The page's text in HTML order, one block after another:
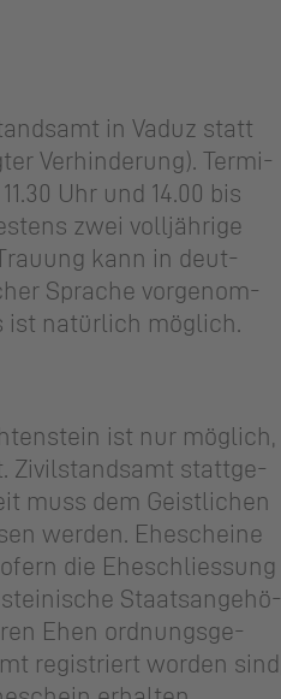
in Vaduz statt
Ver­hin­de­rung). Ter­mi­
Uhr und 14.00 bis
zwei voll­jäh­ri­ge
kann in deut­
Spra­che vor­ge­nom­
ist na­tür­lich mög­lich.
ist nur mög­lich,
Zi­vil­stands­amt statt­ge­
muss dem Geist­li­chen
wer­den. Ehe­schei­ne
die Ehe­schlies­sung
Staats­an­ge­hö­
Ehen ord­nungs­ge­
re­gis­triert wor­den sind,